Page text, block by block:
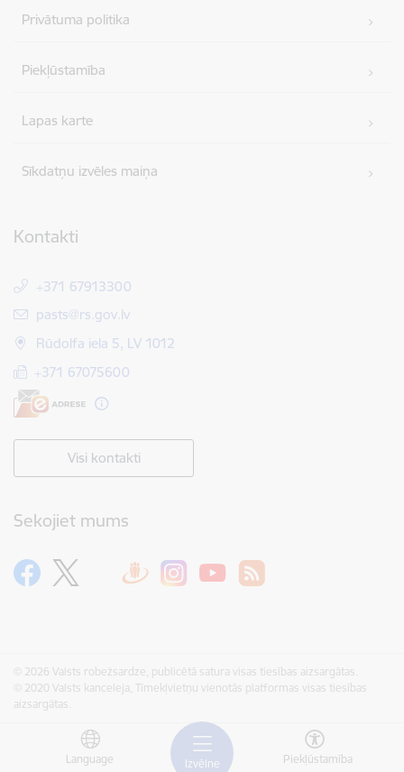
Izvēlne
Language Piekļūstamība
Privātuma politika
Piekļūstamība
Lapas karte
Sīkdatņu izvēles maiņa
Kontakti
+371 67913300
E-pasts:
pasts@rs.gov.lv
Rūdolfa iela 5, LV 1012
+371 67075600
Visi kontakti
Sekojiet mums
© 2026 Valsts robežsardze, publicētā satura visas tiesības aizsargātas.
© 2020 Valsts kanceleja, Tīmekļvietņu vienotās platformas visas tiesības
aizsargātas.